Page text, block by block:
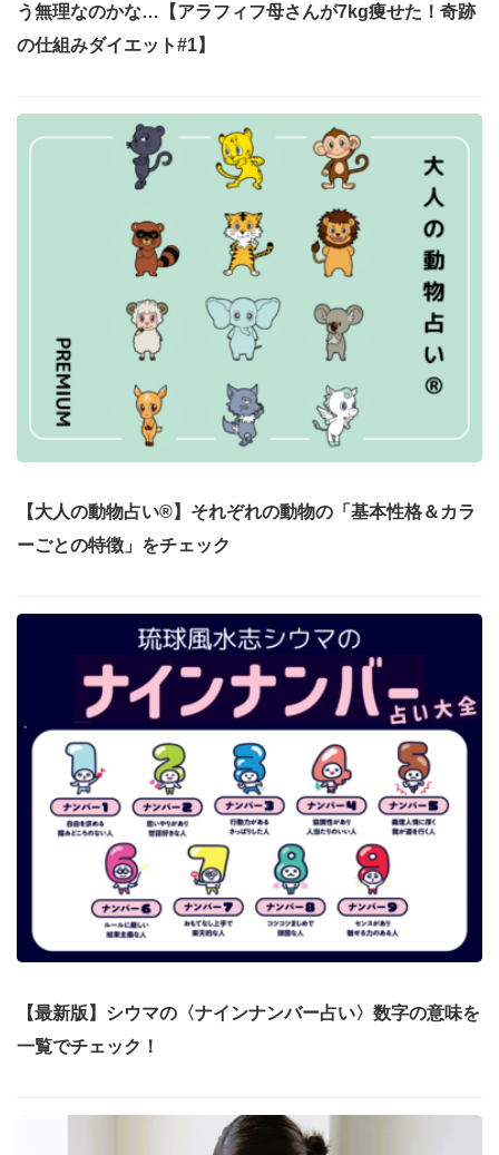
う無理なのかな…【アラフィフ母さんが7kg痩せた！奇跡
の仕組みダイエット#1】
【大人の動物占い®】それぞれの動物の「基本性格＆カラ
ーごとの特徴」をチェック
【最新版】シウマの〈ナインナンバー占い〉数字の意味を
一覧でチェック！